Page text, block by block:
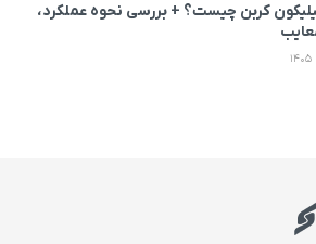
کربن چیست؟ + بررسی نحوه عملکرد،